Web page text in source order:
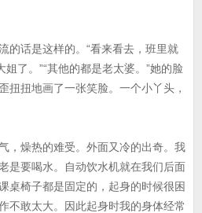
话是这样的。“看来看去，班里就
姐了。”“其他的都是老太婆。”她的脸
扭扭地画了一张笑脸。一个小丫头，
燥热的难受。外面又冷的出奇。我
是要喝水。自动饮水机就在我们后面
桌椅子都是固定的，起身的时候很困
不敢太大。因此起身时我的身体经常